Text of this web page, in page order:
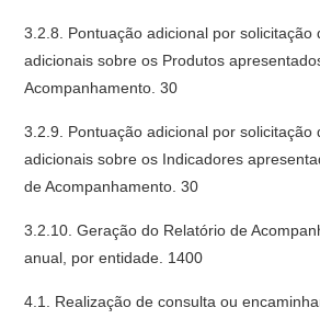
3.2.8. Pontuação adicional por solicitação
adicionais sobre os Produtos
Acompanhamento. 30
3.2.9. Pontuação adicional por solicitação
adicionais sobre os Indicadores
de Acompanhamento. 30
3.2.10. Geração do Relatório de
anual, por entidade. 1400
4.1. Realização de consulta ou